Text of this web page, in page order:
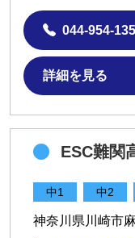
044-954-
詳細を見る
ESC難関
中1 中2
神奈川県川崎市